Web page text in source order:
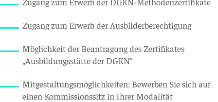
Zugang zum Erwerb der Ausbilderberechtigung
Möglichkeit der Beantragung des Zertifikates
„Ausbildungsstätte der DGKN“
Mitgestaltungsmöglichkeiten: Bewerben Sie sich auf
einen Kommissionssitz in Ihrer Modalität